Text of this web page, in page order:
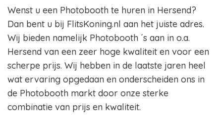
Wenst u een Photobooth te huren in Hersend?
Dan bent u bij FlitsKoning.nl aan het juiste adres.
Wij bieden namelijk Photobooth ´s aan in o.a.
Hersend van een zeer hoge kwaliteit en voor een
scherpe prijs. Wij hebben in de laatste jaren heel
wat ervaring opgedaan en onderscheiden ons in
de Photobooth markt door onze sterke
combinatie van prijs en kwaliteit.